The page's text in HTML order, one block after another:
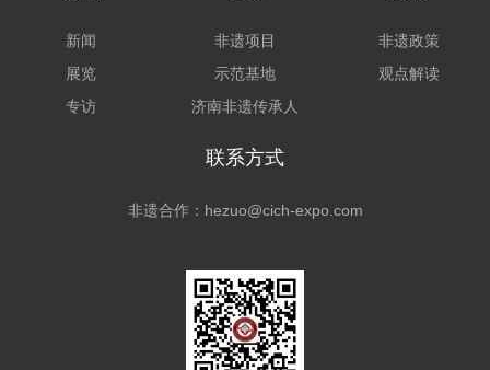
新闻
展览
专访
非遗项目
示范基地
济南非遗传承人
非遗政策
观点解读
联系方式
非遗合作：hezuo@cich-expo.com